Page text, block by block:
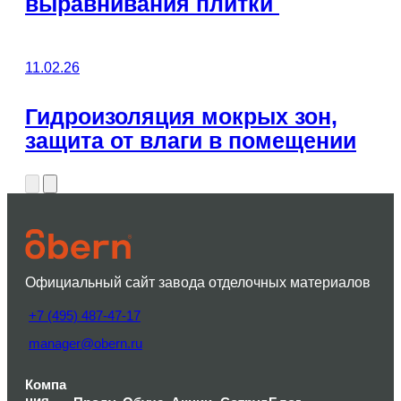
11.02.26
Гидроизоляция мокрых зон,
защита от влаги в помещении
Официальный сайт завода отделочных материалов
+7 (495) 487-47-17
manager@obern.ru
Компа